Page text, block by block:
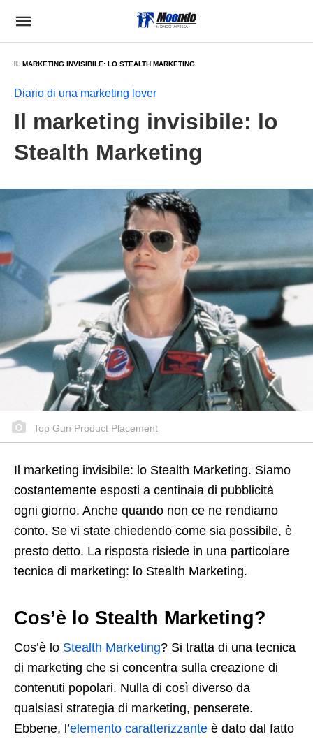
IL MARKETING INVISIBILE: LO STEALTH MARKETING
Diario di una marketing lover
Il marketing invisibile: lo
Stealth Marketing
Top Gun Product Placement
Il marketing invisibile: lo Stealth Marketing. Siamo
costantemente esposti a centinaia di pubblicità
ogni giorno. Anche quando non ce ne rendiamo
conto. Se vi state chiedendo come sia possibile, è
presto detto. La risposta risiede in una particolare
tecnica di marketing: lo Stealth Marketing.
Cos’è lo Stealth Marketing?
Cos’è lo Stealth Marketing? Si tratta di una tecnica
di marketing che si concentra sulla creazione di
contenuti popolari. Nulla di così diverso da
qualsiasi strategia di marketing, penserete.
Ebbene, l’elemento caratterizzante è dato dal fatto